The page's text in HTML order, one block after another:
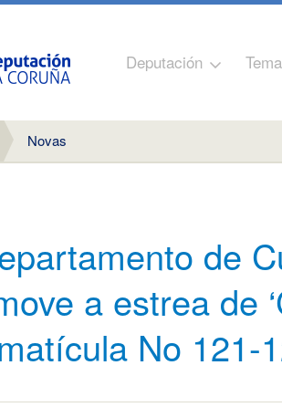
Deputación
Novas
de
a estrea de
No 121-